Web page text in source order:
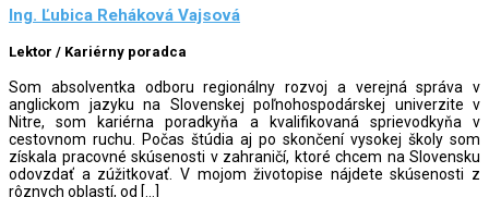
Ing. Ľubica Reháková Vajsová
Lektor / Kariérny poradca
Som absolventka odboru regionálny rozvoj a verejná správa v
anglickom jazyku na Slovenskej poľnohospodárskej univerzite v
Nitre, som kariérna poradkyňa a kvalifikovaná sprievodkyňa v
cestovnom ruchu. Počas štúdia aj po skončení vysokej školy som
získala pracovné skúsenosti v zahraničí, ktoré chcem na Slovensku
odovzdať a zúžitkovať. V mojom životopise nájdete skúsenosti z
rôznych oblastí, od […]